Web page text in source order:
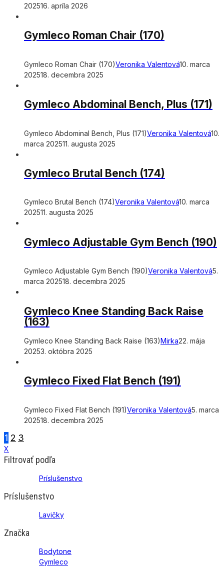
202516. apríla 2026
Gymleco Roman Chair (170)
Gymleco Roman Chair (170)Veronika Valentová10. marca
202518. decembra 2025
Gymleco Abdominal Bench, Plus (171)
Gymleco Abdominal Bench, Plus (171)Veronika Valentová10.
marca 202511. augusta 2025
Gymleco Brutal Bench (174)
Gymleco Brutal Bench (174)Veronika Valentová10. marca
202511. augusta 2025
Gymleco Adjustable Gym Bench (190)
Gymleco Adjustable Gym Bench (190)Veronika Valentová5.
marca 202518. decembra 2025
Gymleco Knee Standing Back Raise
(163)
Gymleco Knee Standing Back Raise (163)Mirka22. mája
20253. októbra 2025
Gymleco Fixed Flat Bench (191)
Gymleco Fixed Flat Bench (191)Veronika Valentová5. marca
202518. decembra 2025
1 2 3
X
Filtrovať podľa
Príslušenstvo
Príslušenstvo
Lavičky
Značka
Bodytone
Gymleco